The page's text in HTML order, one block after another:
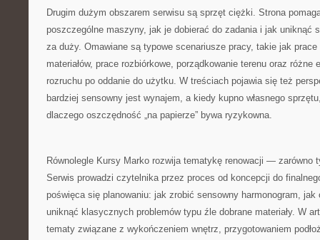
Drugim dużym obszarem serwisu są sprzęt ciężki. Strona
poszczególne maszyny, jak je dobierać do zadania i jak uniknąć
za duży. Omawiane są typowe scenariusze pracy, takie jak
materiałów, prace rozbiórkowe, porządkowanie terenu oraz
rozruchu po oddanie do użytku. W treściach pojawia się też
bardziej sensowny jest wynajem, a kiedy kupno własnego
dlaczego oszczędność „na papierze” bywa ryzykowna.
Równolegle Kursy Marko rozwija tematykę renowacji — zarówno
Serwis prowadzi czytelnika przez proces od koncepcji do
poświęca się planowaniu: jak zrobić sensowny harmonogram,
uniknąć klasycznych problemów typu źle dobrane materiały. W
tematy związane z wykończeniem wnętrz, przygotowaniem